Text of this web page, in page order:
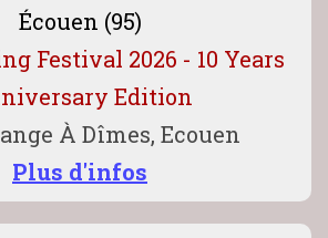
Écouen (95)
Festival 2026 - 10 Years
Edition
À Dîmes, Ecouen
Plus d'infos